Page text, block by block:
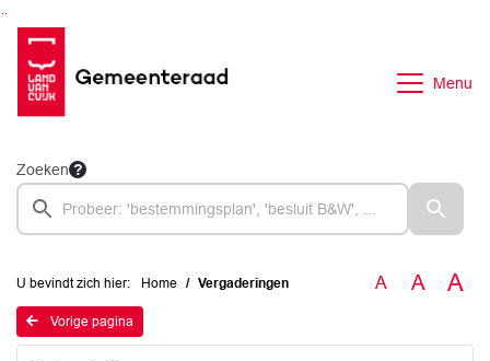
Menu
Zoeken
U bevindt zich hier: Home Vergaderingen A A A
Vorige pagina